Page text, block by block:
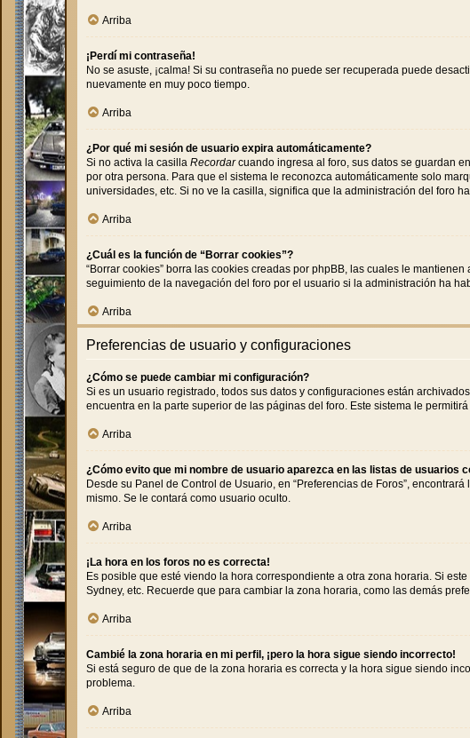
Arriba
¡Perdí mi contraseña!
No se asuste, ¡calma! Si su contraseña no puede ser recuperada puede
nuevamente en muy poco tiempo.
Arriba
¿Por qué mi sesión de usuario expira automáticamente?
Si no activa la casilla Recordarcuando ingresa al foro, sus datos se guardan
por otra persona. Para que el sistema le reconozca automáticamente solo
universidades, etc. Si no ve la casilla, significa que la administración del foro
Arriba
¿Cuál es la función de “Borrar cookies”?
“Borrar cookies” borra las cookies creadas por phpBB, las cuales le
seguimiento de la navegación del foro por el usuario si la administración ha
Arriba
Preferencias de usuario y configuraciones
¿Cómo se puede cambiar mi configuración?
Si es un usuario registrado, todos sus datos y configuraciones están
encuentra en la parte superior de las páginas del foro. Este sistema le
Arriba
¿Cómo evito que mi nombre de usuario aparezca en las listas de usuarios
Desde su Panel de Control de Usuario, en “Preferencias de Foros”, encontrará
mismo. Se le contará como usuario oculto.
Arriba
¡La hora en los foros no es correcta!
Es posible que esté viendo la hora correspondiente a otra zona horaria. Si
Sydney, etc. Recuerde que para cambiar la zona horaria, como las demás
Arriba
Cambié la zona horaria en mi perfil, ¡pero la hora sigue siendo incorrecto!
Si está seguro de que de la zona horaria es correcta y la hora sigue siendo
problema.
Arriba